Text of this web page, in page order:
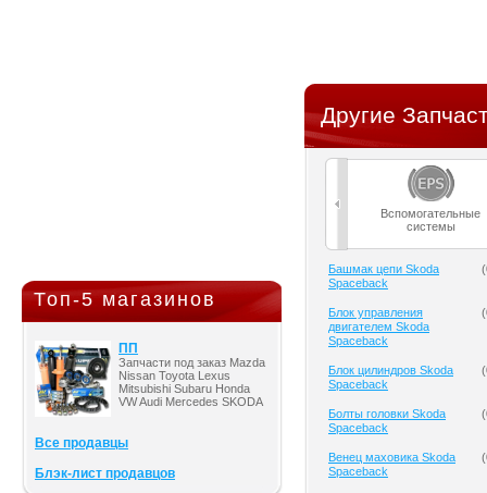
Топ-5 магазинов
ПП
Запчасти под заказ Mazda
Nissan Toyota Lexus
Mitsubishi Subaru Honda
VW Audi Mercedes SKODA
Все продавцы
Блэк-лист продавцов
Другие
Вспомогательные
системы
Башмак цепи Skoda
Spaceback
(
Блок управления
двигателем Skoda
Spaceback
(
Блок цилиндров Skoda
Spaceback
(
Болты головки Skoda
Spaceback
(
Венец маховика Skoda
Spaceback
(